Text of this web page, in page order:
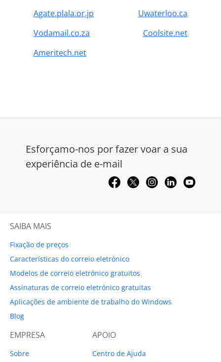
Agate.plala.or.jp
Uwaterloo.ca
Vodamail.co.za
Coolsite.net
Ameritech.net
Esforçamo-nos por fazer voar a sua
experiência de e-mail
SAIBA MAIS
Fixação de preços
Características do correio eletrónico
Modelos de correio eletrónico gratuitos
Assinaturas de correio eletrónico gratuitas
Aplicações de ambiente de trabalho do Windows
Blog
EMPRESA
Sobre
APOIO
Centro de Ajuda